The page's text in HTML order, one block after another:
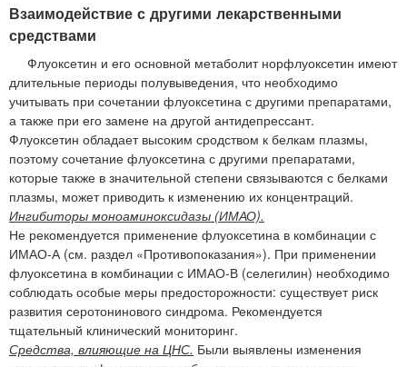
Взаимодействие с другими лекарственными
средствами
Флуоксетин и его основной метаболит норфлуоксетин имеют
длительные периоды полувыведения, что необходимо
учитывать при сочетании флуоксетина с другими препаратами,
а также при его замене на другой антидепрессант.
Флуоксетин обладает высоким сродством к белкам плазмы,
поэтому сочетание флуоксетина с другими препаратами,
которые также в значительной степени связываются с белками
плазмы, может приводить к изменению их концентраций.
Ингибиторы моноаминоксидазы (ИМАО).
Не рекомендуется применение флуоксетина в комбинации с
ИМАО-А (см. раздел «Противопоказания»). При применении
флуоксетина в комбинации с ИМАО-В (селегилин) необходимо
соблюдать особые меры предосторожности: существует риск
развития серотонинового синдрома. Рекомендуется
тщательный клинический мониторинг.
Средства, влияющие на ЦНС. Были выявлены изменения